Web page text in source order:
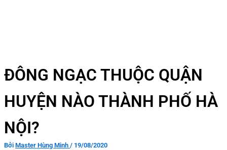
ĐÔNG NGẠC THUỘC QUẬN
HUYỆN NÀO THÀNH PHỐ HÀ
NỘI?
Bởi Master Hùng Minh / 19/08/2020